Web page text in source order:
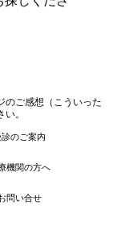
のご感想（こういった
。
診のご案内
機関の方へ
問い合せ